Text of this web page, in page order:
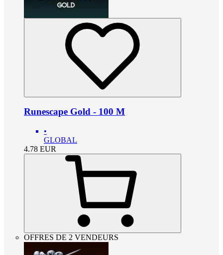
Runescape Gold - 100 M
•
GLOBAL
4.78 EUR
OFFRES DE 2 VENDEURS